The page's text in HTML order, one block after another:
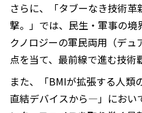
さらに、「タブーなき技術革
撃。」では、民生・軍事の
クノロジーの軍民両用（デュ
点を当て、最前線で進む技術
また、「BMIが拡張する人
直結デバイスから―」におい